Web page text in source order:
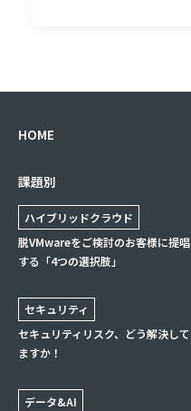
HOME
課題別
ハイブリッドクラウド
脱VMwareをご検討のお客様に提唱
する「4つの選択肢」
セキュリティ
セキュリティリスク、どう解決して
ますか！
データ&AI